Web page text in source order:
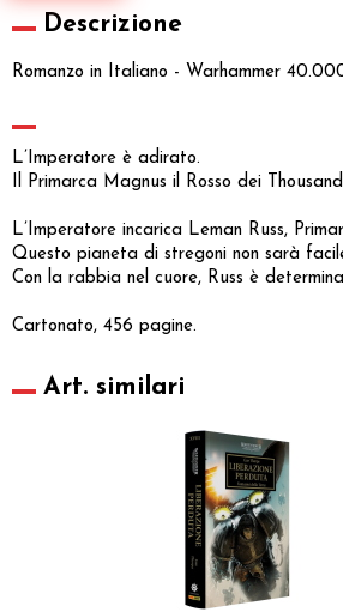
Descrizione
Romanzo in Italiano - Warhammer
L’Imperatore è adirato.
Il Primarca Magnus il Rosso dei
L’Imperatore incarica Leman Russ,
Questo pianeta di stregoni non sarà
Con la rabbia nel cuore, Russ è
Cartonato, 456 pagine.
Art. similari